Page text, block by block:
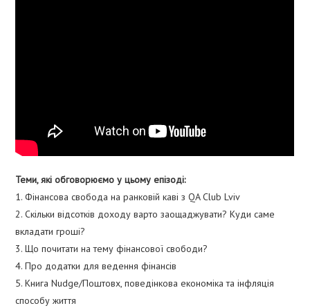
Теми, які обговорюємо у цьому епізоді:
1. Фінансова свобода на ранковій каві з QA Club Lviv
2. Скільки відсотків доходу варто заощаджувати? Куди саме
вкладати гроші?
3. Що почитати на тему фінансової свободи?
4. Про додатки для ведення фінансів
5. Книга Nudge/Поштовх, поведінкова економіка та інфляція
способу життя